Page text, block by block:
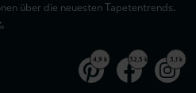
über die neuesten Tapetentrends.
4,9 k 32,5 k 3,1 k